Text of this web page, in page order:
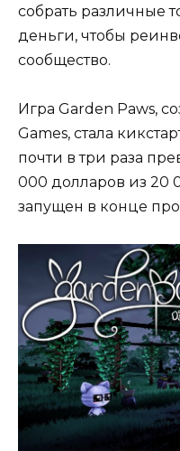
собрать различные
деньги, чтобы
сообщество.
Игра Garden Paws,
Games, стала
почти в три раза
000 долларов из 20
запущен в конце